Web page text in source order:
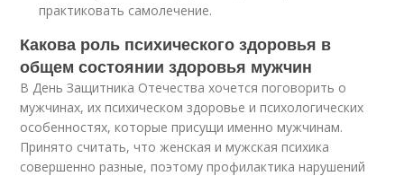
практиковать самолечение.
Какова роль психического здоровья в
общем состоянии здоровья мужчин
В День Защитника Отечества хочется поговорить о
мужчинах, их психическом здоровье и психологических
особенностях, которые присущи именно мужчинам.
Принято считать, что женская и мужская психика
совершенно разные, поэтому профилактика нарушений